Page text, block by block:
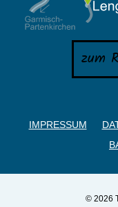
zum
IMPRESSUM
© 2026